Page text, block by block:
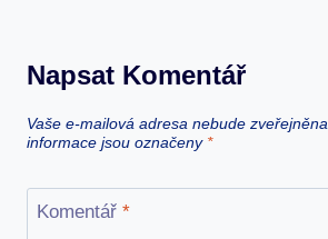
Napsat Komentář
Vaše e-mailová adresa nebude zveřejněna.
informace jsou označeny *
Komentář *